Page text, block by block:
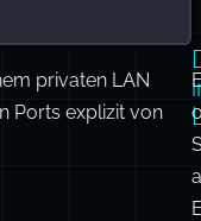
privaten LAN
Ports explizit von